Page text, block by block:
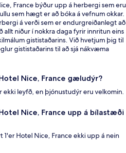
France býður upp á herbergi sem eru
sem hægt er að bóka á vefnum okkar.
á verði sem er endurgreiðanlegt að
allt niður í nokkra daga fyrir innritun eins
gististaðarins. Við hvetjum þig til
gististaðarins til að sjá nákvæma
Nice, France gæludýr?
leyfð, en þjónustudýr eru velkomin.
Nice, France upp á bílastæði
1'er Hotel Nice, France ekki upp á nein